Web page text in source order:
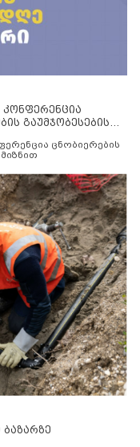
გაუმჯობესების
ცნობიერების